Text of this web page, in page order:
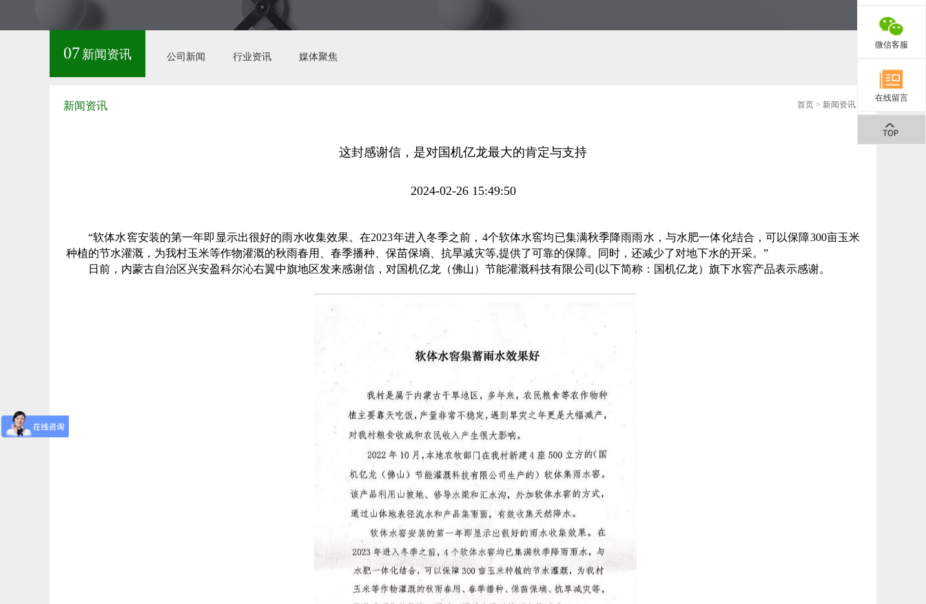
07新闻资讯 公司新闻 行业资讯 媒体聚焦
新闻资讯 首页 > 新闻资讯
这封感谢信，是对国机亿龙最大的肯定与支持
2024-02-26 15:49:50
“软体水窖安装的第一年即显示出很好的雨水收集效果。在2023年进入冬季之前，4个软体水窖均已集满秋季降雨雨水，与水肥一体化结合，可以保障300亩玉米
种植的节水灌溉，为我村玉米等作物灌溉的秋雨春用、春季播种、保苗保墒、抗旱减灾等,提供了可靠的保障。同时，还减少了对地下水的开采。”
日前，内蒙古自治区兴安盈科尔沁右翼中旗地区发来感谢信，对国机亿龙（佛山）节能灌溉科技有限公司 (以下简称：国机亿龙）旗下水窖产品表示感谢。
微信客服
在线留言